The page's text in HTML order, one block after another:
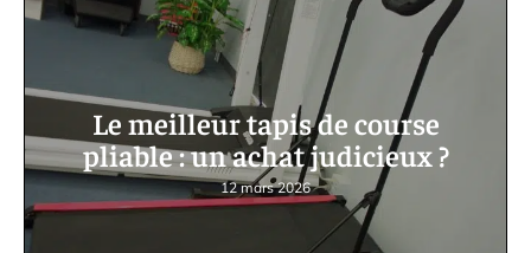
Le meilleur tapis de course
pliable : un achat judicieux ?
12 mars 2026